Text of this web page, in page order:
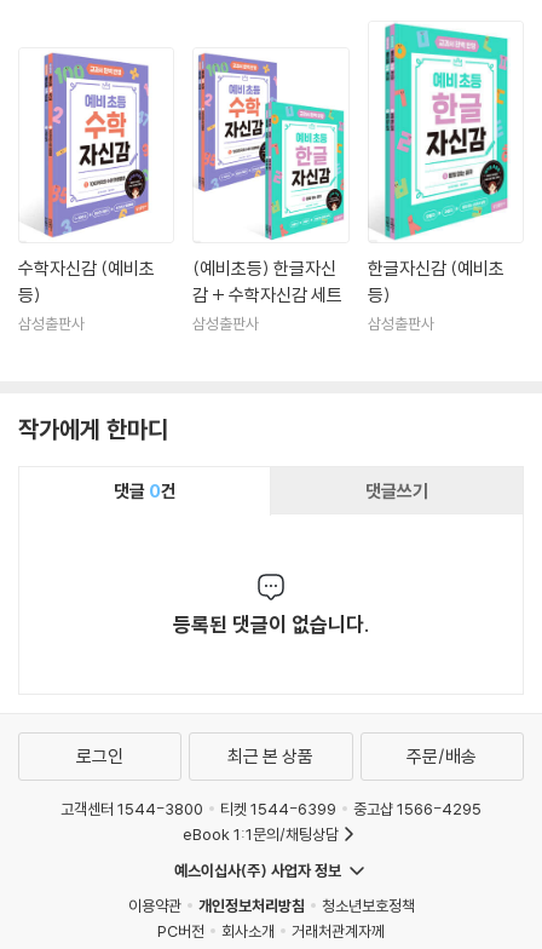
수학자신감 (예비초
등)
삼성출판사
(예비초등) 한글자신
감 + 수학자신감 세트
삼성출판사
한글자신감 (예비초
등)
삼성출판사
작가에게 한마디
댓글 0건 댓글쓰기
등록된 댓글이 없습니다.
로그인 최근 본 상품 주문/배송
고객센터 1544-3800 티켓 1544-6399
중고샵 1566-4295
eBook 1:1문의/채팅상담
예스이십사(주) 사업자 정보
이용약관
개인정보처리방침
청소년보호정책
PC버전
회사소개
거래처관계자께